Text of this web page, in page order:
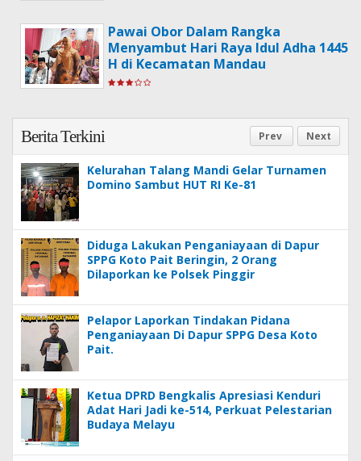
Pawai Obor Dalam Rangka
Menyambut Hari Raya Idul Adha 1445
H di Kecamatan Mandau
Prev Next
Berita Terkini
Kelurahan Talang Mandi Gelar Turnamen
Domino Sambut HUT RI Ke-81
Diduga Lakukan Penganiayaan di Dapur
SPPG Koto Pait Beringin, 2 Orang
Dilaporkan ke Polsek Pinggir
Pelapor Laporkan Tindakan Pidana
Penganiayaan Di Dapur SPPG Desa Koto
Pait.
Ketua DPRD Bengkalis Apresiasi Kenduri
Adat Hari Jadi ke-514, Perkuat Pelestarian
Budaya Melayu